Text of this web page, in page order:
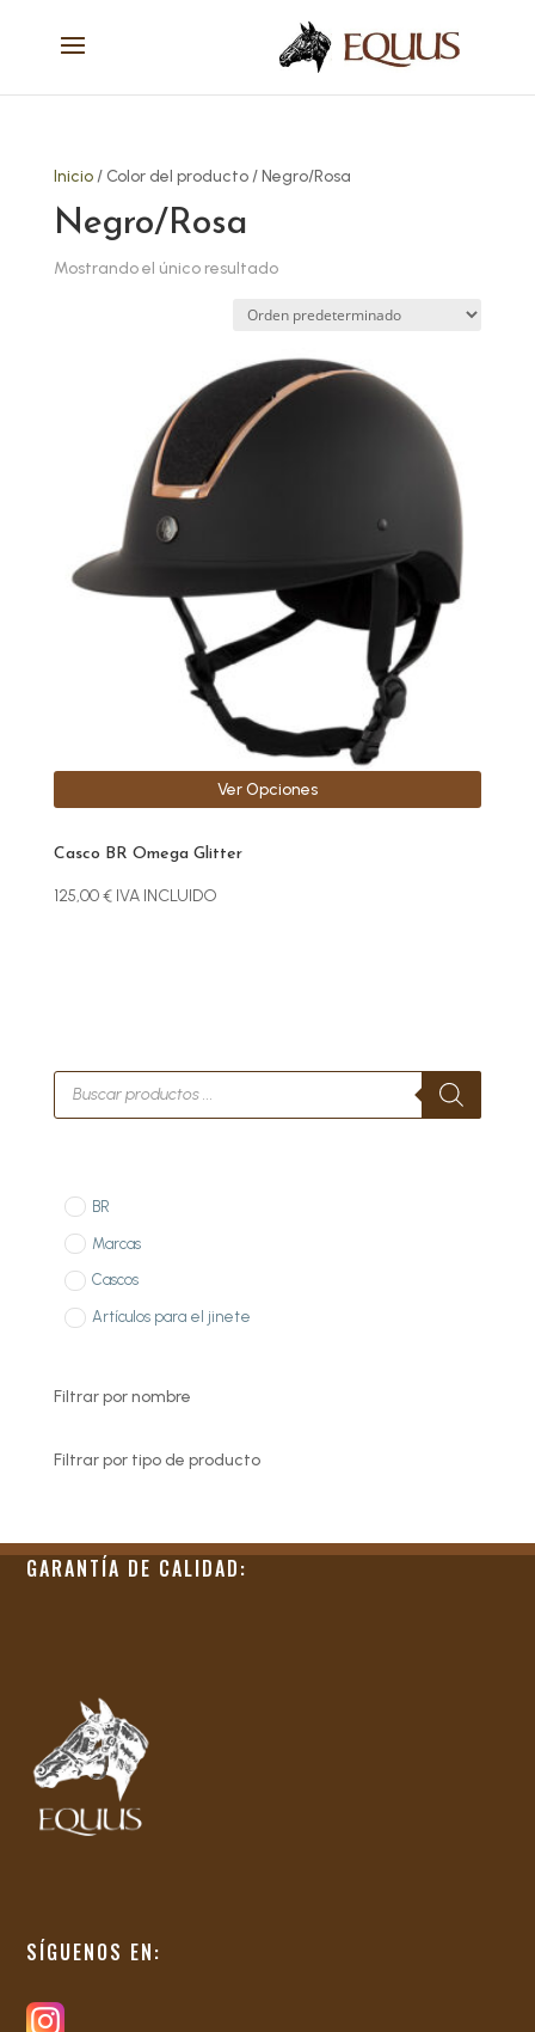
Inicio/ Color del producto / Negro/Rosa
Negro/Rosa
Mostrando el único resultado
Casco BR Omega Glitter
125,00€ IVA INCLUIDO
Ver Opciones
pueden
Búsqueda
productos
BR
Marcas
Cascos
Artículos para el jinete
Filtrar por nombre
Filtrar por tipo de producto
GARANTÍA DE CALIDAD:
SÍGUENOS EN: